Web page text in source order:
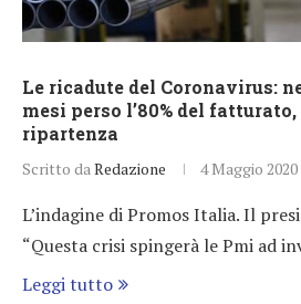
Le ricadute del Coronavirus:
mesi perso l’80% del
ripartenza
Scritto da Redazione 4 Maggio 2020
L’indagine di Promos Italia. Il
“Questa crisi spingerà le Pmi ad
Leggi tutto